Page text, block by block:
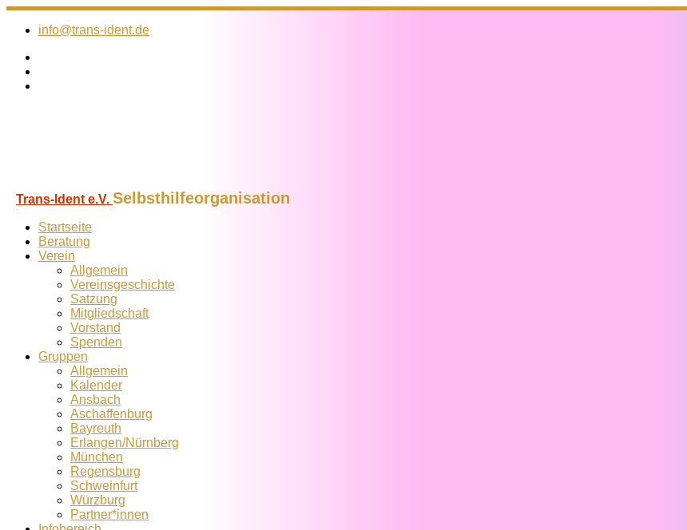
Zum
Inhalt
info@trans-ident.de
Trans-Ident e.V. Selbsthilfeorganisation
Startseite
Beratung
Verein
Allgemein
Vereins­geschichte
Satzung
Mitglied­schaft
Vorstand
Spenden
Gruppen
Allgemein
Kalender
Ansbach
Aschaffenburg
Bayreuth
Erlangen/Nürnberg
München
Regensburg
Schweinfurt
Würzburg
Partner*innen